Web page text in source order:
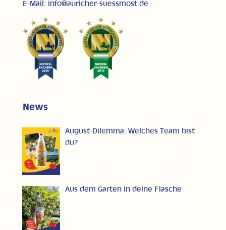
E-Mail: info@auricher-suessmost.de
News
August-Dilemma: Welches Team bist
du?
Aus dem Garten in deine Flasche